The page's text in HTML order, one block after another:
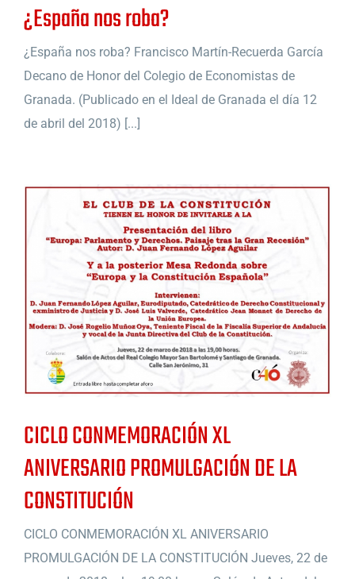
¿España nos roba?
¿España nos roba? Francisco Martín-Recuerda García
Decano de Honor del Colegio de Economistas de
Granada. (Publicado en el Ideal de Granada el día 12
de abril del 2018) [...]
CICLO CONMEMORACIÓN XL
ANIVERSARIO PROMULGACIÓN DE LA
CONSTITUCIÓN
CICLO CONMEMORACIÓN XL ANIVERSARIO
PROMULGACIÓN DE LA CONSTITUCIÓN Jueves, 22 de